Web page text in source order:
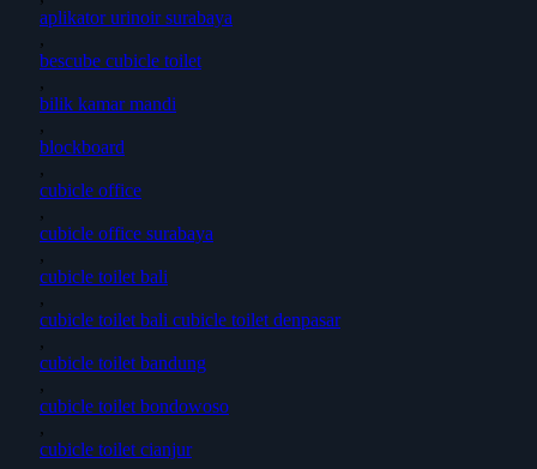
aplikator urinoir surabaya
,
bescube cubicle toilet
,
bilik kamar mandi
,
blockboard
,
cubicle office
,
cubicle office surabaya
,
cubicle toilet bali
,
cubicle toilet bali cubicle toilet denpasar
,
cubicle toilet bandung
,
cubicle toilet bondowoso
,
cubicle toilet cianjur